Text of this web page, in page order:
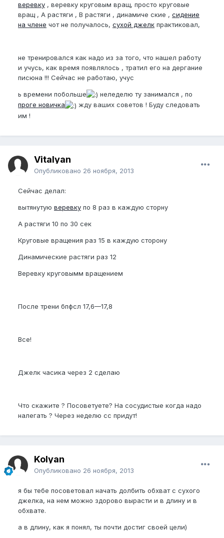
веревку , веревку круговым вращ, просто круговые
вращ , А растяги , В растяги , динамиче ские , сидение
на члене чот не получалось, сухой джелк практиковал,
не тренировался как надо из за того, что нашел работу
и учусь, как время появлялось , тратил его на дергание
писюна !!! Сейчас не работаю, учус
ь времени побольше
неледелю ту занимался , по
проге новичка
жду ваших советов ! Буду следовать
им !
Vitalyan
Опубликовано 26 ноября, 2013
Сейчас делал:
вытянутую веревку по 8 раз в каждую сторну
А растяги 10 по 30 сек
Круговые вращения раз 15 в каждую сторону
Динамические растяги раз 12
Веревку круговымм вращением
После трени бпфсл 17,6—17,8
Все!
Джелк часика через 2 сделаю
Что скажите ? Посоветуете? На сосудистые когда надо
налегать ? Через неделю сс придут!
Kolyan
Опубликовано 26 ноября, 2013
я бы тебе посоветовал начать долбить обхват с сухого
джелка, на нем можно здорово вырасти и в длину и в
обхвате.
а в длину, как я понял, ты почти достиг своей цели)